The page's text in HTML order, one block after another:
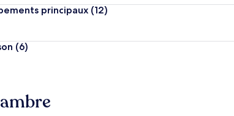
principaux (12)
(6)